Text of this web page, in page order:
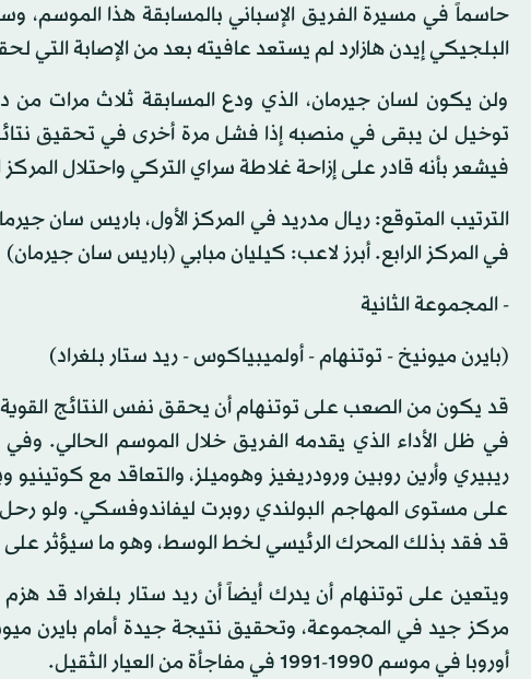
حاسماً في مسيرة الفريق الإسباني بالمسابقة هذا الموسم،
البلجيكي إيدن هازارد لم يستعد عافيته بعد من الإصابة التي
ولن يكون لسان جيرمان، الذي ودع المسابقة ثلاث مرات من
توخيل لن يبقى في منصبه إذا فشل مرة أخرى في تحقيق
فيشعر بأنه قادر على إزاحة غلاطة سراي التركي واحتلال
الترتيب المتوقع: ريـال مدريد في المركز الأول، باريس سان
في المركز الرابع. أبرز لاعب: كيليان مبابي (باريس سان جيرمان)
- المجموعة الثانية
(بايرن ميونيخ - توتنهام - أولميبياكوس - ريد ستار بلغراد)
قد يكون من الصعب على توتنهام أن يحقق نفس النتائج القوية
في ظل الأداء الذي يقدمه الفريق خلال الموسم الحالي.
ريبيري وأرين روبين ورودريغيز وهوميلز، والتعاقد مع
على مستوى المهاجم البولندي روبرت ليفاندوفسكي. ولو
قد فقد بذلك المحرك الرئيسي لخط الوسط، وهو ما سيؤثر
ويتعين على توتنهام أن يدرك أيضاً أن ريد ستار بلغراد قد
مركز جيد في المجموعة، وتحقيق نتيجة جيدة أمام بايرن
أوروبا في موسم 1990-1991 في مفاجأة من العيار الثقيل.